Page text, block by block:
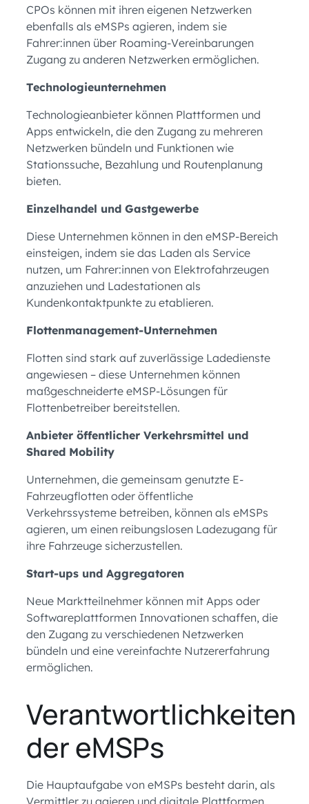
CPOs können mit ihren eigenen Netzwerken
ebenfalls als eMSPs agieren, indem sie
Fahrer:innen über Roaming-Vereinbarungen
Zugang zu anderen Netzwerken ermöglichen.
Technologieunternehmen
Technologieanbieter können Plattformen und
Apps entwickeln, die den Zugang zu mehreren
Netzwerken bündeln und Funktionen wie
Stationssuche, Bezahlung und Routenplanung
bieten.
Einzelhandel und Gastgewerbe
Diese Unternehmen können in den eMSP-Bereich
einsteigen, indem sie das Laden als Service
nutzen, um Fahrer:innen von Elektrofahrzeugen
anzuziehen und Ladestationen als
Kundenkontaktpunkte zu etablieren.
Flottenmanagement-Unternehmen
Flotten sind stark auf zuverlässige Ladedienste
angewiesen – diese Unternehmen können
maßgeschneiderte eMSP-Lösungen für
Flottenbetreiber bereitstellen.
Anbieter öffentlicher Verkehrsmittel und
Shared Mobility
Unternehmen, die gemeinsam genutzte E-
Fahrzeugflotten oder öffentliche
Verkehrssysteme betreiben, können als eMSPs
agieren, um einen reibungslosen Ladezugang für
ihre Fahrzeuge sicherzustellen.
Start-ups und Aggregatoren
Neue Marktteilnehmer können mit Apps oder
Softwareplattformen Innovationen schaffen, die
den Zugang zu verschiedenen Netzwerken
bündeln und eine vereinfachte Nutzererfahrung
ermöglichen.
Verantwortlichkeiten
der eMSPs
Die Hauptaufgabe von eMSPs besteht darin, als
Vermittler zu agieren und digitale Plattformen